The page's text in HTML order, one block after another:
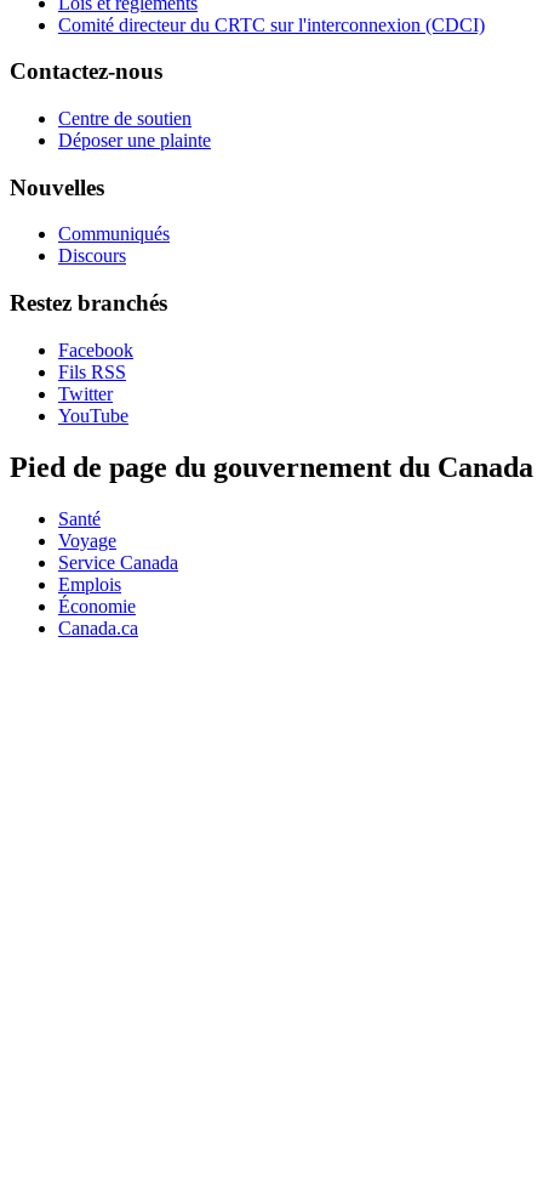
Comité directeur du CRTC sur l'interconnexion (CDCI)
Contactez-nous
Centre de soutien
Déposer une plainte
Nouvelles
Communiqués
Discours
Restez branchés
Facebook
Fils RSS
Twitter
YouTube
Pied de page du gouvernement du Canada
Santé
Voyage
Service Canada
Emplois
Économie
Canada.ca